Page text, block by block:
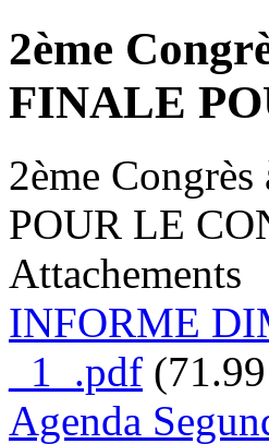
2ème
FINALE
2ème
POUR LE
Attachements
INFORME
_1_.pdf
Agenda